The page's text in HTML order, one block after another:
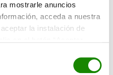
mostrarle anuncios
acceda a nuestra
la instalación de
rechazar su instalación,
Conoce y
y Ole Mathismo)
y continentes de